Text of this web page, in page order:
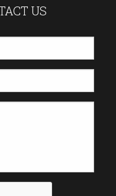
US